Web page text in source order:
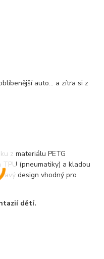
auto… a zítra si z
z materiálu PETG
TPU (pneumatiky) a kladou
design vhodný pro
dětí.